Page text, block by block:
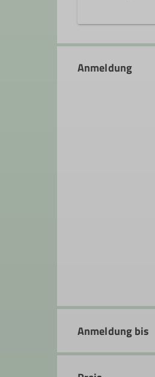
Anmeldung
Anmeldung bis